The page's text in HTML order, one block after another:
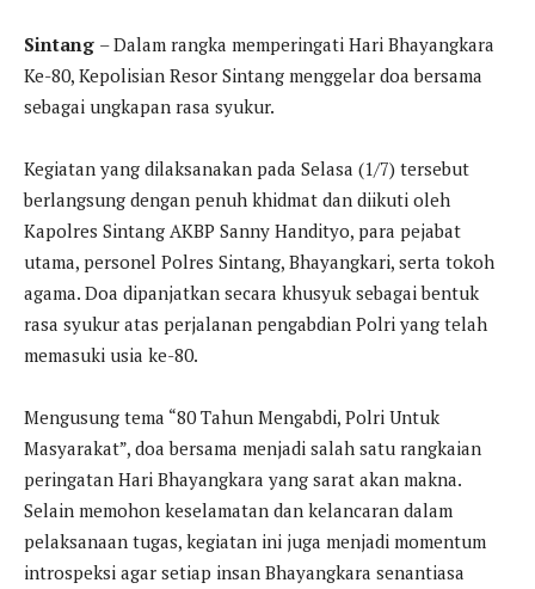
Sintang – Dalam rangka memperingati Hari Bhayangkara
Ke-80, Kepolisian Resor Sintang menggelar doa bersama
sebagai ungkapan rasa syukur.
Kegiatan yang dilaksanakan pada Selasa (1/7) tersebut
berlangsung dengan penuh khidmat dan diikuti oleh
Kapolres Sintang AKBP Sanny Handityo, para pejabat
utama, personel Polres Sintang, Bhayangkari, serta tokoh
agama. Doa dipanjatkan secara khusyuk sebagai bentuk
rasa syukur atas perjalanan pengabdian Polri yang telah
memasuki usia ke-80.
Mengusung tema “80 Tahun Mengabdi, Polri Untuk
Masyarakat”, doa bersama menjadi salah satu rangkaian
peringatan Hari Bhayangkara yang sarat akan makna.
Selain memohon keselamatan dan kelancaran dalam
pelaksanaan tugas, kegiatan ini juga menjadi momentum
introspeksi agar setiap insan Bhayangkara senantiasa